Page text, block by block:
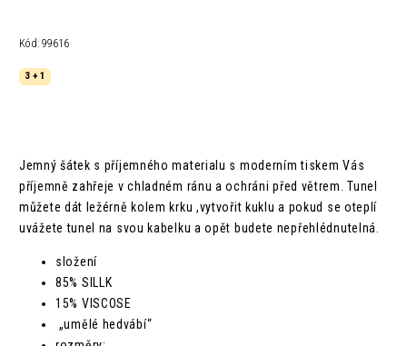
Kód: 99616
3 + 1
Jemný šátek s příjemného materialu s moderním tiskem Vás
příjemně zahřeje v chladném ránu a ochráni před větrem.Tunel
můžete dát ležérně kolem krku ,vytvořit kuklu a pokud se oteplí
uvážete tunel na svou kabelku a opět budete nepřehlédnutelná.
složení
85% SILLK
15% VISCOSE
„umělé hedvábí“